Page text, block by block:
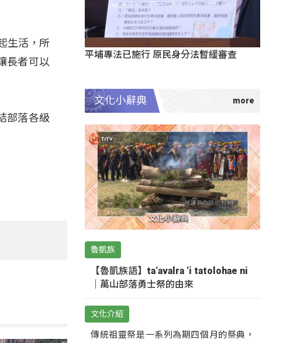
生活，所
長者可以
部落各級
平埔專法已施行 原民身分法暫緩審查
文化小辭典
魯凱族
【魯凱族語】ta‘avalra ‘i tatolohae ni
｜萬山部落勇士祭的由來
文化介紹
傳統祖靈祭是一系列為期四個月的祭典，